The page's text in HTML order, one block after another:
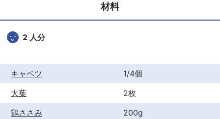
o
o
材料
2 人分
キャベツ
1/4個
大葉
2枚
鶏ささみ
200g